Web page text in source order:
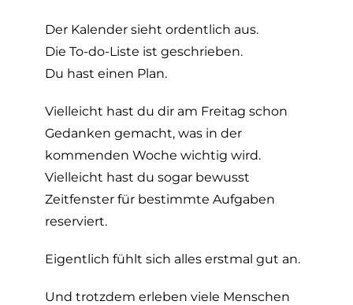
Der Kalender sieht ordentlich aus.
Die To-do-Liste ist geschrieben.
Du hast einen Plan.
Vielleicht hast du dir am Freitag schon
Gedanken gemacht, was in der
kommenden Woche wichtig wird.
Vielleicht hast du sogar bewusst
Zeitfenster für bestimmte Aufgaben
reserviert.
Eigentlich fühlt sich alles erstmal gut an.
Und trotzdem erleben viele Menschen